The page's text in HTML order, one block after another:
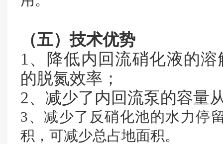
（五）技术优势
1、降低内回流硝化液的
的脱氮效率；
2、减少了内回流泵的容量
3、减少了反硝化池的水力停
积，可减少总占地面积。